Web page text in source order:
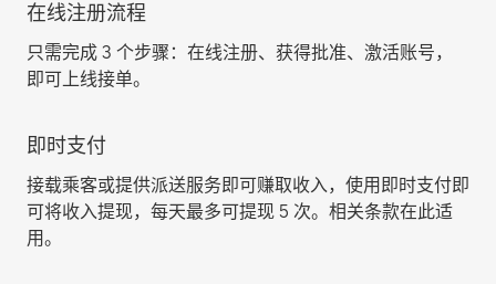
在线注册流程
只需完成 3 个步骤：在线注册、获得批准、激活账号，
即可上线接单。
即时支付
接载乘客或提供派送服务即可赚取收入，使用即时支付即
可将收入提现，每天最多可提现 5 次。相关条款在此适
用。